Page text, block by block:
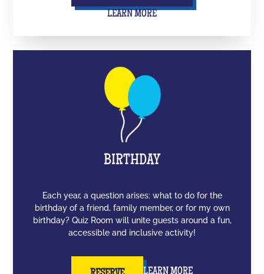
LEARN MORE
BIRTHDAY
Each year, a question arises: what to do for the
birthday of a friend, family member, or for my own
birthday? Quiz Room will unite guests around a fun,
accessible and inclusive activity!
LEARN MORE